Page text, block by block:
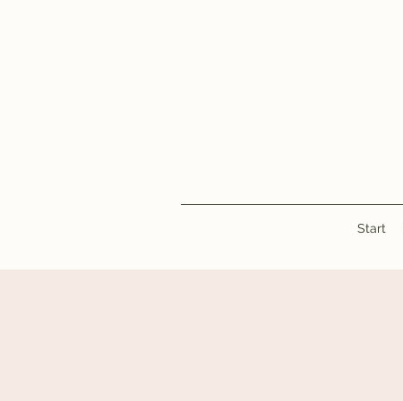
Start